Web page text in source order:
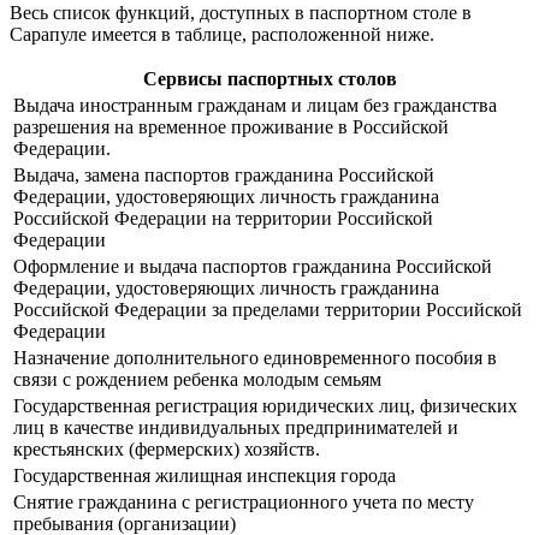
Весь список функций, доступных в паспортном столе в
Сарапуле имеется в таблице, расположенной ниже.
Сервисы паспортных столов
Выдача иностранным гражданам и лицам без гражданства
разрешения на временное проживание в Российской
Федерации.
Выдача, замена паспортов гражданина Российской
Федерации, удостоверяющих личность гражданина
Российской Федерации на территории Российской
Федерации
Оформление и выдача паспортов гражданина Российской
Федерации, удостоверяющих личность гражданина
Российской Федерации за пределами территории Российской
Федерации
Назначение дополнительного единовременного пособия в
связи с рождением ребенка молодым семьям
Государственная регистрация юридических лиц, физических
лиц в качестве индивидуальных предпринимателей и
крестьянских (фермерских) хозяйств.
Государственная жилищная инспекция города
Снятие гражданина с регистрационного учета по месту
пребывания (организации)